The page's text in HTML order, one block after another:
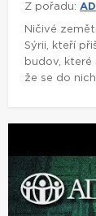
Z pořadu:
Ničivé
Sýrii, kteří
budov, které
že se do